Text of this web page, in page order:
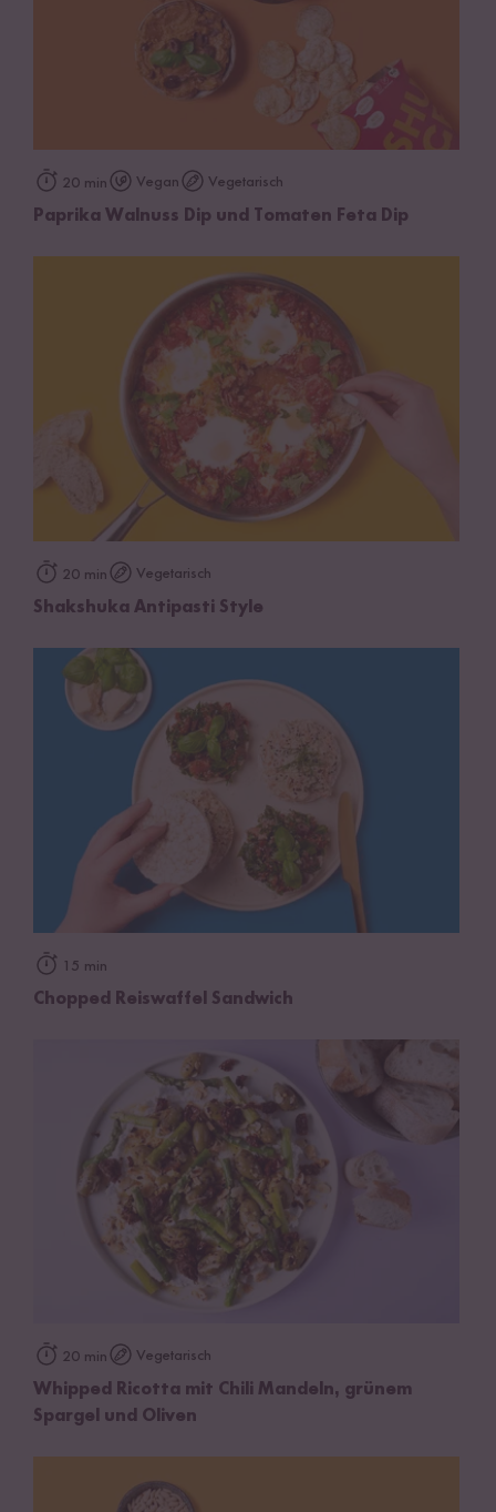
20 min Vegan Vegetarisch
Paprika Walnuss Dip und Tomaten Feta Dip
20 min Vegetarisch
Shakshuka Antipasti Style
15 min
Chopped Reiswaffel Sandwich
20 min Vegetarisch
Whipped Ricotta mit Chili Mandeln, grünem
Spargel und Oliven